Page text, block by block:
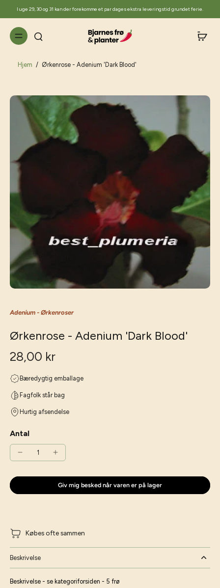
I uge 29, 30 og 31 kan der forekomme et par dages ekstra leveringstid grundet ferie.
Hjem / Ørkenrose - Adenium 'Dark Blood'
Adenium - Ørkenroser
Ørkenrose - Adenium 'Dark Blood'
28,00 kr
Bæredygtig emballage
Fagfolk står bag
Hurtig afsendelse
Antal
Giv mig besked når varen er på lager
Købes ofte sammen
Beskrivelse
Beskrivelse - se kategoriforsiden - 5 frø